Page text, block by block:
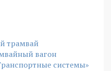
трамвай
вагон
системы»